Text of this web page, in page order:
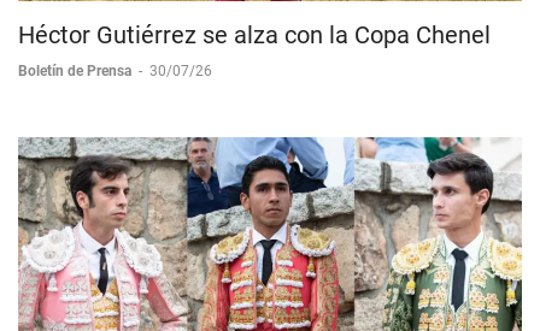
Héctor Gutiérrez se alza con la Copa Chenel
Boletín de Prensa - 30/07/26